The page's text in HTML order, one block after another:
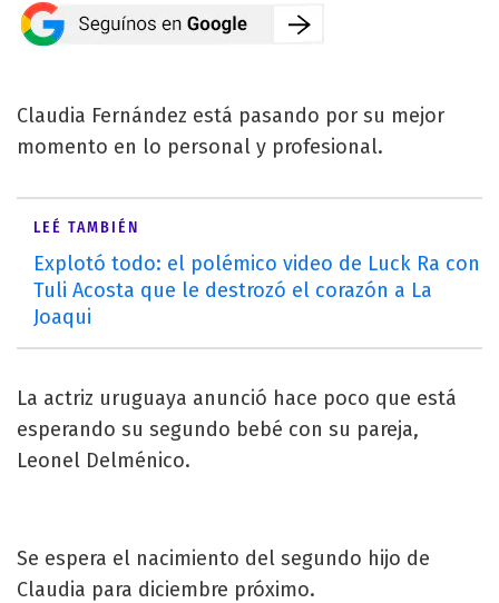
Claudia Fernández está pasando por su mejor
momento en lo personal y profesional.
LEÉ TAMBIÉN
Explotó todo: el polémico video de Luck Ra con
Tuli Acosta que le destrozó el corazón a La
Joaqui
La actriz uruguaya anunció hace poco que está
esperando su segundo bebé con su pareja,
Leonel Delménico.
Se espera el nacimiento del segundo hijo de
Claudia para diciembre próximo.